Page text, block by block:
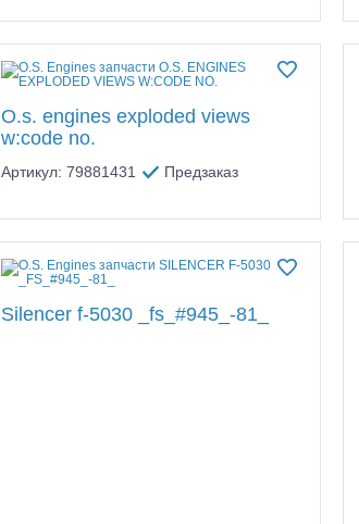
O.s. engines exploded views
w:code no.
Артикул: 79881431 Предзаказ
Silencer f-5030 _fs_#945_-81_